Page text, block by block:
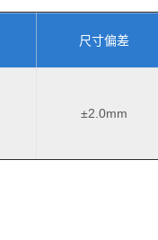
尺寸偏差
±2.0mm